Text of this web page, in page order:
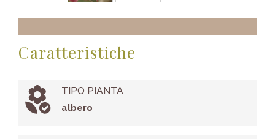
Caratteristiche
TIPO PIANTA
albero